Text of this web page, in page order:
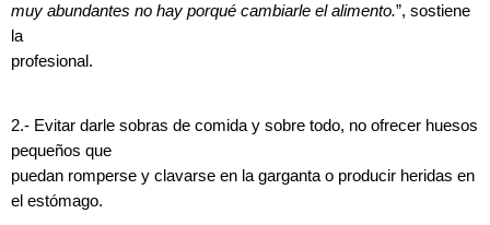
muy abundantes no hay porqué cambiarle el alimento.”, sostiene
la
profesional.
2.- Evitar darle sobras de comida y sobre todo, no ofrecer huesos
pequeños que
puedan romperse y clavarse en la garganta o producir heridas en
el estómago.